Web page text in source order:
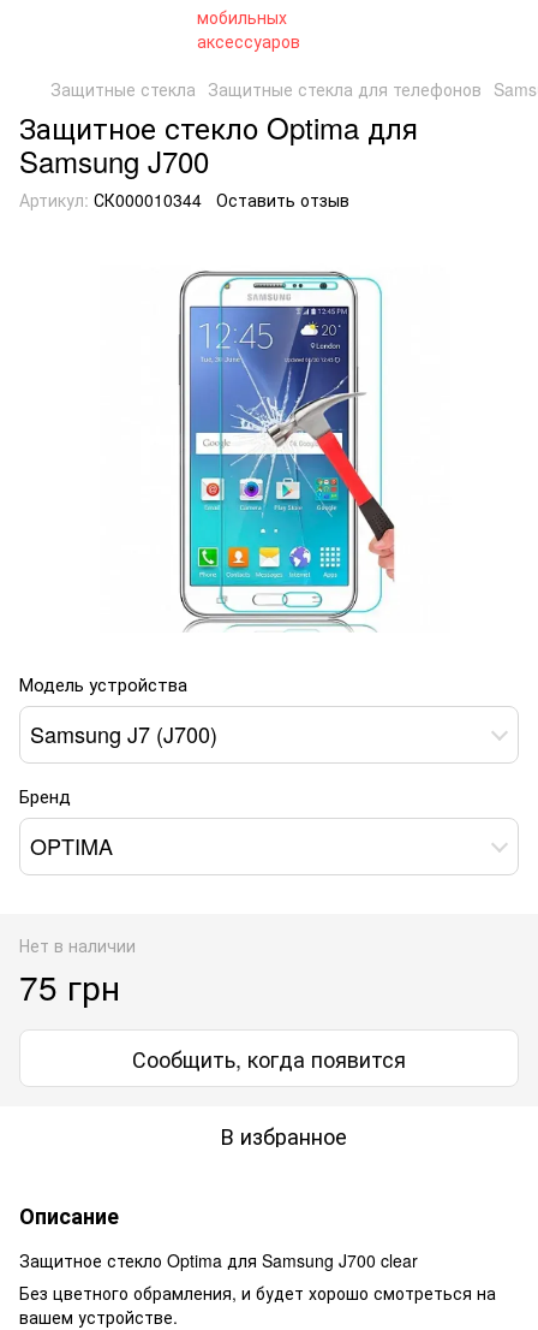
Защитные стекла Защитные стекла для телефонов
Защитное стекло Optima для
Samsung J700
Артикул: СК000010344 Оставить отзыв
Модель устройства
Samsung J7 (J700)
Бренд
OPTIMA
Нет в наличии
75 грн
Сообщить, когда появится
В избранное
Описание
Защитное стекло Optima для Samsung J700 clear
Без цветного обрамления, и будет хорошо смотреться на
вашем устройстве.